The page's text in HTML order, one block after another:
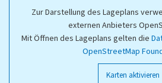
Zur Darstellung des Lageplans
externen Anbieters
Mit Öffnen des Lageplans gelten die
OpenStreetMap
Karten aktivieren